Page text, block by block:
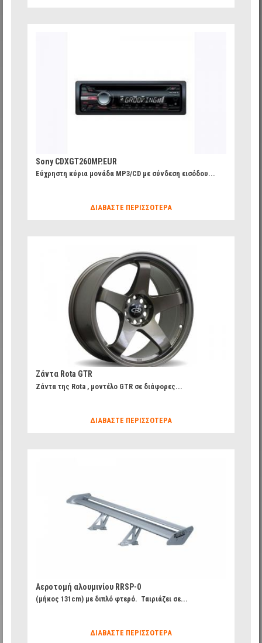
Sony CDXGT260MP.EUR
Εύχρηστη κύρια μονάδα MP3/CD με σύνδεση εισόδου...
ΔΙΑΒΆΣΤΕ ΠΕΡΙΣΣΌΤΕΡΑ
c889234799e865bbe90cee71f6cd2e53_20.jpg
Ζάντα Rota GTR
Ζάντα της Rota , μοντέλο GTR σε διάφορες...
ΔΙΑΒΆΣΤΕ ΠΕΡΙΣΣΌΤΕΡΑ
Αεροτομή αλουμινίου RRSP-0
(μήκος 131cm) με διπλό φτερό. Ταιριάζει σε...
ΔΙΑΒΆΣΤΕ ΠΕΡΙΣΣΌΤΕΡΑ